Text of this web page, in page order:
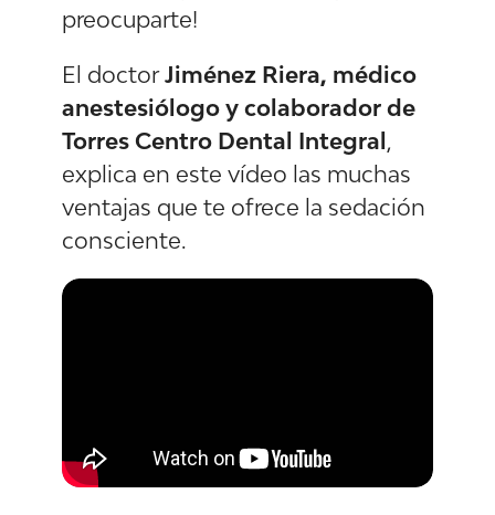
preocuparte!
El doctorJiménez Riera, médico
anestesiólogo y colaborador de
Torres Centro Dental Integral,
explica en este vídeo las muchas
ventajas que te ofrece la sedación
consciente.